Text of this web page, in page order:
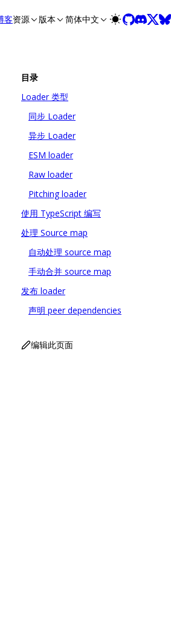
page is available as Markdown
客资源 版本 简体中文
目录
Loader 类型
同步 Loader
异步 Loader
ESM loader
Raw loader
Pitching loader
使用 TypeScript 编写
处理 Source map
自动处理 source map
手动合并 source map
发布 loader
声明 peer dependencies
编辑此页面